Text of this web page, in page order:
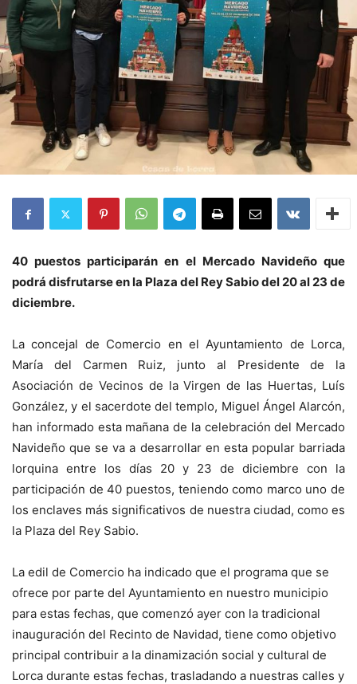
40 puestos participarán en el Mercado Navideño que
podrá disfrutarse en la Plaza del Rey Sabio del 20 al 23 de
diciembre.
La concejal de Comercio en el Ayuntamiento de Lorca,
María del Carmen Ruiz, junto al Presidente de la
Asociación de Vecinos de la Virgen de las Huertas, Luís
González, y el sacerdote del templo, Miguel Ángel Alarcón,
han informado esta mañana de la celebración del Mercado
Navideño que se va a desarrollar en esta popular barriada
lorquina entre los días 20 y 23 de diciembre con la
participación de 40 puestos, teniendo como marco uno de
los enclaves más significativos de nuestra ciudad, como es
la Plaza del Rey Sabio.
La edil de Comercio ha indicado que el programa que se
ofrece por parte del Ayuntamiento en nuestro municipio
para estas fechas, que comenzó ayer con la tradicional
inauguración del Recinto de Navidad, tiene como objetivo
principal contribuir a la dinamización social y cultural de
Lorca durante estas fechas, trasladando a nuestras calles y